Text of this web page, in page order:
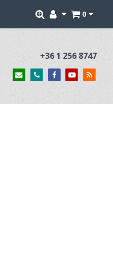
0
+36 1 256 8747